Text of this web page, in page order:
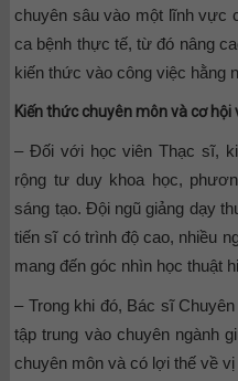
chuyên sâu vào một lĩnh vực
ca bệnh thực tế, từ đó nâng
kiến thức vào công việc hằng
Kiến thức chuyên môn và cơ hội
– Đối với học viên Thạc sĩ,
rộng tư duy khoa học,
sáng tạo. Đội ngũ giảng dạy
tiến sĩ có trình độ cao, nhiều
mang đến góc nhìn học thuật
– Trong khi đó, Bác sĩ
tập trung vào chuyên ngành
chuyên môn và có lợi thế về